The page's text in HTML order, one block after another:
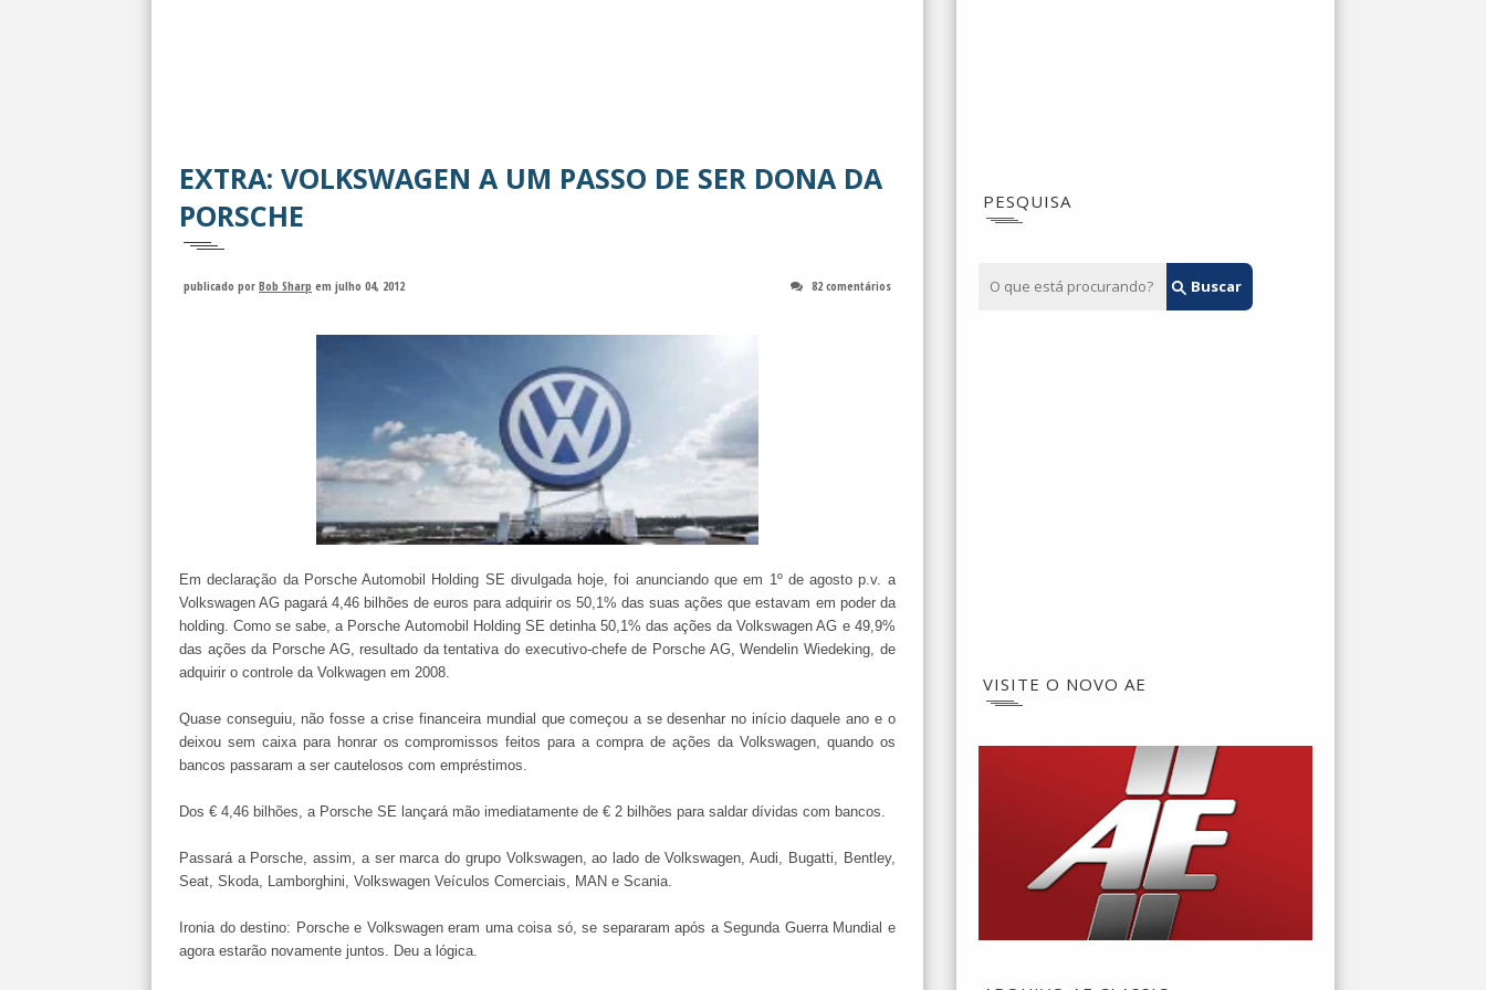
EXTRA: VOLKSWAGEN A UM PASSO DE SER DONA DA
PORSCHE
publicado por Bob Sharp em julho 04, 2012 82 comentários
Em declaração da Porsche Automobil Holding SE divulgada hoje, foi anunciando que em 1º de agosto p.v. a
Volkswagen AG pagará 4,46 bilhões de euros para adquirir os 50,1% das suas ações que estavam em poder da
holding. Como se sabe, a Porsche Automobil Holding SE detinha 50,1% das ações da Volkswagen AG e 49,9%
das ações da Porsche AG, resultado da tentativa do executivo-chefe de Porsche AG, Wendelin Wiedeking, de
adquirir o controle da Volkwagen em 2008.
Quase conseguiu, não fosse a crise financeira mundial que começou a se desenhar no início daquele ano e o
deixou sem caixa para honrar os compromissos feitos para a compra de ações da Volkswagen, quando os
bancos passaram a ser cautelosos com empréstimos.
Dos € 4,46 bilhões, a Porsche SE lançará mão imediatamente de € 2 bilhões para saldar dívidas com bancos.
Passará a Porsche, assim, a ser marca do grupo Volkswagen, ao lado de Volkswagen, Audi, Bugatti, Bentley,
Seat, Skoda, Lamborghini, Volkswagen Veículos Comerciais, MAN e Scania.
Ironia do destino: Porsche e Volkswagen eram uma coisa só, se separaram após a Segunda Guerra Mundial e
agora estarão novamente juntos. Deu a lógica.
PESQUISA
VISITE O NOVO AE